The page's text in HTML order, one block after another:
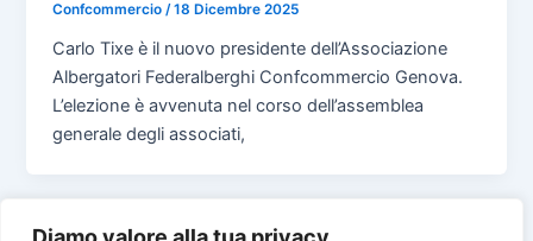
Confcommercio/18 Dicembre 2025
Carlo Tixe è il nuovo presidente dell’Associazione
Albergatori Federalberghi Confcommercio Genova.
L’elezione è avvenuta nel corso dell’assemblea
generale degli associati,